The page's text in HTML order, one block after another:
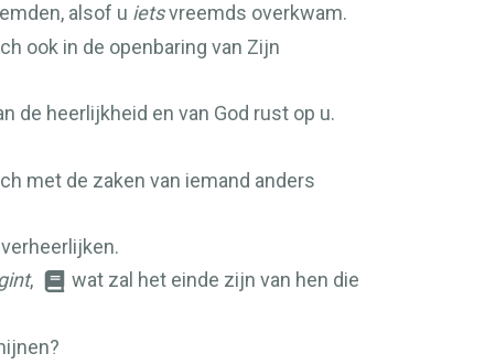
alsof u ietsvreemds overkwam.
ook in de openbaring van Zijn
de heerlijkheid en van God rust op u.
met de zaken van iemand anders
,
wat zal het einde zijn van hen die